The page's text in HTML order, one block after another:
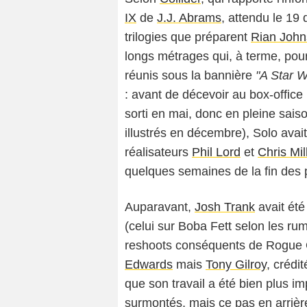
IX de J.J. Abrams, attendu le 19
trilogies que préparent Rian
longs métrages qui, à terme,
réunis sous la bannière "A Star
: avant de décevoir au box-
sorti en mai, donc en pleine
illustrés en décembre), Solo
réalisateurs Phil Lord et Chris
quelques semaines de la fin des
Auparavant, Josh Trank avait
(celui sur Boba Fett selon les
reshoots conséquents de
Edwards mais Tony Gilroy,
que son travail a été bien plus
surmontés, mais ce pas en